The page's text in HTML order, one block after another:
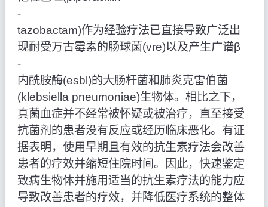
‑
tazobactam)作为经验疗法已直接导致广泛出
现耐受万古霉素的肠球菌(vre)以及产生广谱β
‑
内酰胺酶(esbl)的大肠杆菌和肺炎克雷伯菌
(klebsiella pneumoniae)生物体。相比之下，
真菌血症并不经常被怀疑或被治疗，直至接受
抗菌剂的患者没有反应或经历临床恶化。有证
据表明，使用早期且有效的抗生素疗法会改善
患者的疗效并缩短住院时间。因此，快速鉴定
致病生物体并施用适当的抗生素疗法的能力应
导致改善患者的疗效，并降低医疗系统的整体